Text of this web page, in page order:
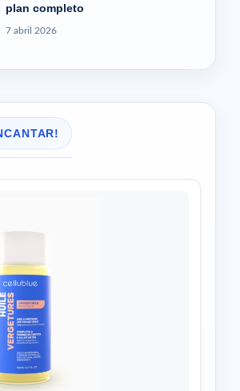
plan completo
7 abril 2026